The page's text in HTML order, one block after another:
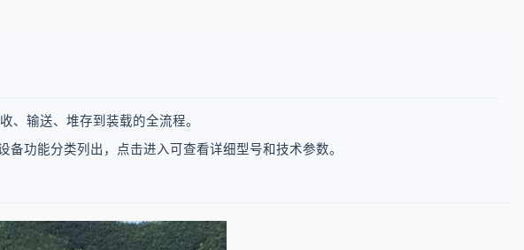
、输送、堆存到装载的全流程。
功能分类列出，点击进入可查看详细型号和技术参数。